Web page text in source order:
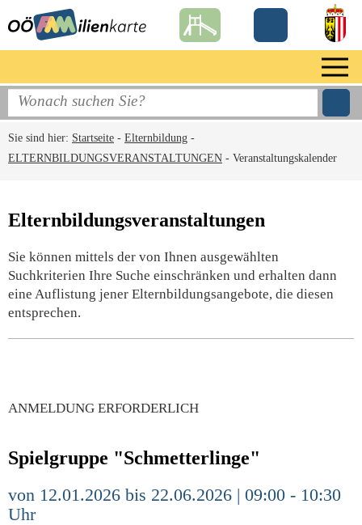
Sie sind hier: Startseite - Elternbildung -
ELTERNBILDUNGSVERANSTALTUNGEN - Veranstaltungskalender
Elternbildungsveranstaltungen
Sie können mittels der von Ihnen ausgewählten
Suchkriterien Ihre Suche einschränken und erhalten dann
eine Auflistung jener Elternbildungsangebote, die diesen
entsprechen.
ANMELDUNG ERFORDERLICH
Spielgruppe "Schmetterlinge"
von 12.01.2026 bis 22.06.2026 | 09:00 - 10:30
Uhr